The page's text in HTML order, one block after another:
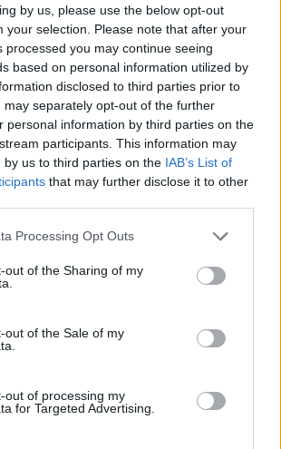
by us, please use the below opt-out
your selection. Please note that after your
processed you may continue seeing
based on personal information utilized by
disclosed to third parties prior to
may separately opt-out of the further
personal information by third parties on the
participants. This information may
by us to third parties on the IAB’s List of
that may further disclose it to other
website/app uses one or more Google
visit or usage behaviour. You may click to
to Google and its third-party tags to
below specified purposes in below Google
Processing Opt Outs
out of the Sharing of my
out of the Sale of my
out of processing my
for Targeted Advertising.
rögzítettek a meteorológiai
több településen is olyan értékek
átírták...
Lajos
balesetveszélyes lépcső és
levő buszmegálló mutatja, hogy
élhető város